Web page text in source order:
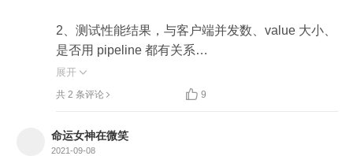
2、测试性能结果，与客户端并发数、value 大小、
是否用 pipeline 都有关系
3、除此之外，性能结果还受系统环境的影响，例
同一机器、实例是否部署在虚拟机、Redis 绑核情
况都会影响性能结果
展开 
共 2 条评论  9
命运女神在微笑
2021-09-08